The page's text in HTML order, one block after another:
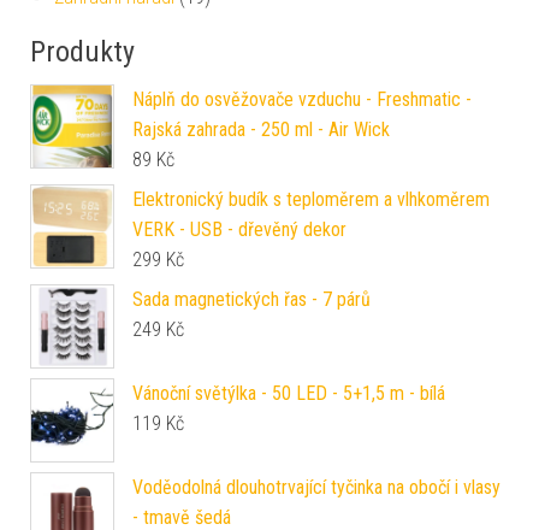
Produkty
Náplň do osvěžovače vzduchu - Freshmatic -
Rajská zahrada - 250 ml - Air Wick
89 Kč
Elektronický budík s teploměrem a vlhkoměrem
VERK - USB - dřevěný dekor
299 Kč
Sada magnetických řas - 7 párů
249 Kč
Vánoční světýlka - 50 LED - 5+1,5 m - bílá
119 Kč
Voděodolná dlouhotrvající tyčinka na obočí i vlasy
- tmavě šedá